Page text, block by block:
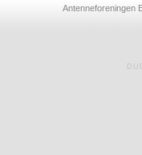
Antenneforeningen